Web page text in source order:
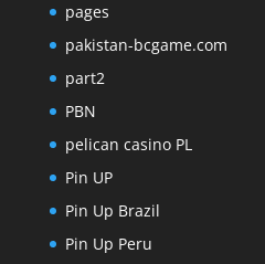
pages
pakistan-bcgame.com
part2
PBN
pelican casino PL
Pin UP
Pin Up Brazil
Pin Up Peru